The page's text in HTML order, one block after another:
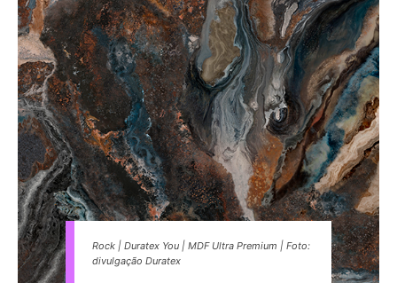
Rock | Duratex You | MDF Ultra Premium | Foto:
divulgação Duratex